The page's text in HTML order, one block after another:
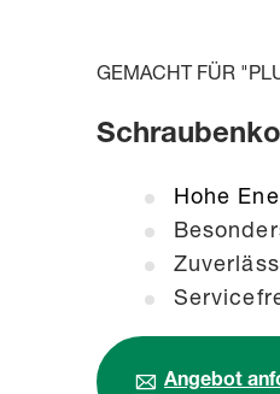
GEMACHT FÜR
Hohe
Angebot